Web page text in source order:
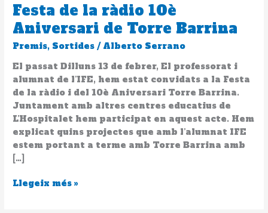
Festa de la ràdio 10è
Aniversari de Torre Barrina
Premis, Sortides / Alberto Serrano
El passat Dilluns 13 de febrer, El professorat i
alumnat de l’IFE, hem estat convidats a la Festa
de la ràdio i del 10è Aniversari Torre Barrina.
Juntament amb altres centres educatius de
L’Hospitalet hem participat en aquest acte. Hem
explicat quins projectes que amb l’alumnat IFE
estem portant a terme amb Torre Barrina amb
[…]
Llegeix més »